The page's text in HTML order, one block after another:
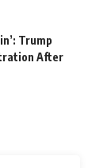
Trump
After